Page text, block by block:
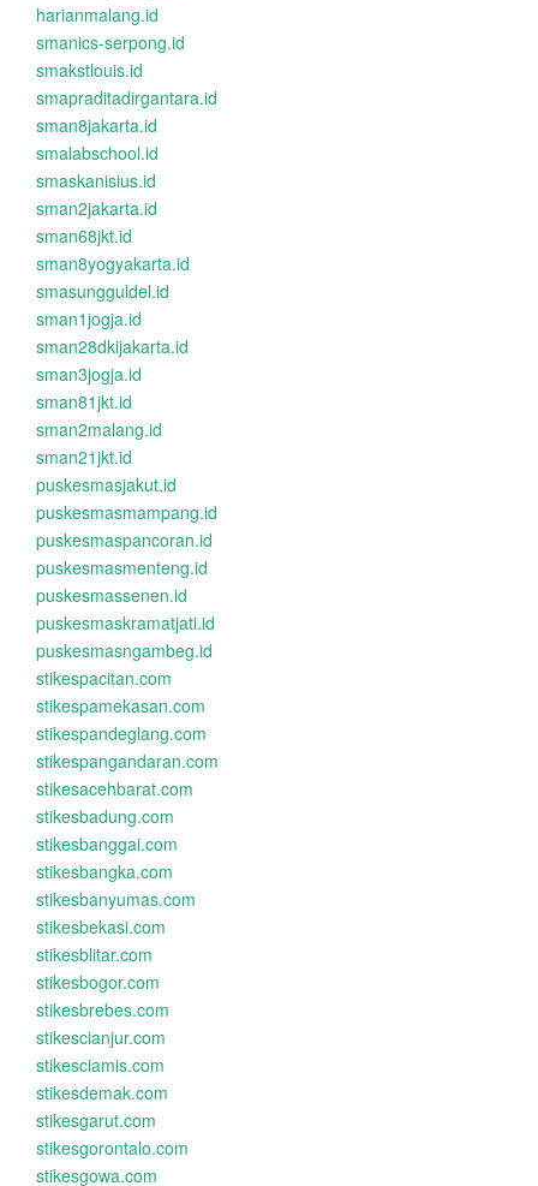
harianmalang.id
smanics-serpong.id
smakstlouis.id
smapraditadirgantara.id
sman8jakarta.id
smalabschool.id
smaskanisius.id
sman2jakarta.id
sman68jkt.id
sman8yogyakarta.id
smasungguldel.id
sman1jogja.id
sman28dkijakarta.id
sman3jogja.id
sman81jkt.id
sman2malang.id
sman21jkt.id
puskesmasjakut.id
puskesmasmampang.id
puskesmaspancoran.id
puskesmasmenteng.id
puskesmassenen.id
puskesmaskramatjati.id
puskesmasngambeg.id
stikespacitan.com
stikespamekasan.com
stikespandeglang.com
stikespangandaran.com
stikesacehbarat.com
stikesbadung.com
stikesbanggai.com
stikesbangka.com
stikesbanyumas.com
stikesbekasi.com
stikesblitar.com
stikesbogor.com
stikesbrebes.com
stikescianjur.com
stikesciamis.com
stikesdemak.com
stikesgarut.com
stikesgorontalo.com
stikesgowa.com